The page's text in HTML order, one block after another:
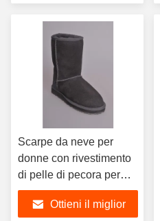
Scarpe da neve per
donne con rivestimento
di pelle di pecora per
l'inverno
Ottieni il miglior